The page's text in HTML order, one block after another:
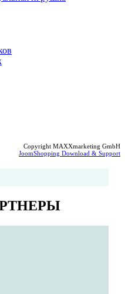
Copyright MAXXmarketing GmbH
JoomShopping Download & Support